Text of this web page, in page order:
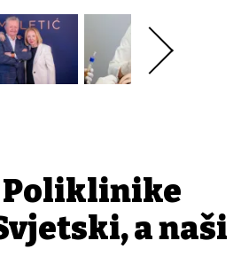
Poliklinike
a naši